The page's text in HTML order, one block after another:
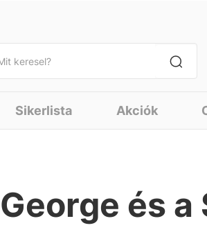
Sikerlista Akciók
George és